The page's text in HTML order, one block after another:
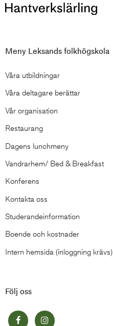
Meny Leksands folkhögskola
Våra utbildningar
Våra deltagare berättar
Vår organisation
Restaurang
Dagens lunchmeny
Vandrarhem/ Bed & Breakfast
Konferens
Kontakta oss
Studerandeinformation
Boende och kostnader
Intern hemsida (inloggning krävs)
Följ oss